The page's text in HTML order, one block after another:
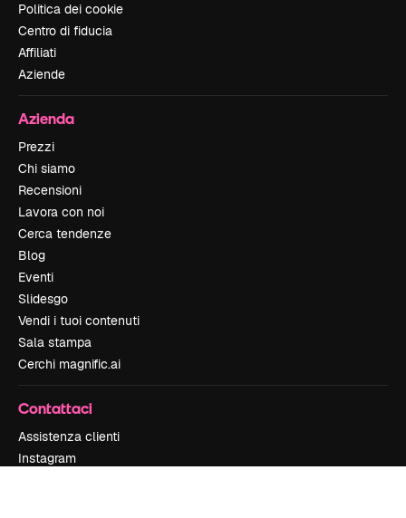
Politica dei cookie
Centro di fiducia
Affiliati
Aziende
Azienda
Prezzi
Chi siamo
Recensioni
Lavora con noi
Cerca tendenze
Blog
Eventi
Slidesgo
Vendi i tuoi contenuti
Sala stampa
Cerchi magnific.ai
Contattaci
Assistenza clienti
Instagram